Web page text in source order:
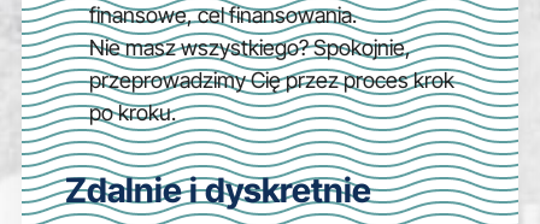
finansowe, cel finansowania.
Nie masz wszystkiego? Spokojnie,
przeprowadzimy Cię przez proces krok
po kroku.
Zdalnie i dyskretnie